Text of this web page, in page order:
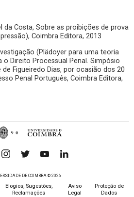
da Costa, Sobre as proibições de prova
Coimbra Editora, 2013
(Plädoyer para uma teoria
o Direito Processual Penal. Simpósio
Figueiredo Dias, por ocasião dos 20
Penal Português, Coimbra Editora,
DE COIMBRA © 2026
Elogios, Sugestões,
Reclamações
Aviso
Legal
Proteção de
Dados